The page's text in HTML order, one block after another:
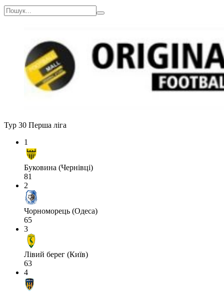
Тур 30 Перша ліга
1
Буковина (Чернівці)
81
2
Чорноморець (Одеса)
65
3
Лівий берег (Київ)
63
4